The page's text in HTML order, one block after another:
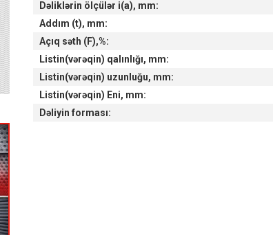
Dəliklərin ölçülər i(a), mm:
Addım (t), mm:
Açıq səth (F),%:
Listin(vərəqin) qalınlığı, mm:
Listin(vərəqin) uzunluğu, mm:
Listin(vərəqin) Eni, mm:
Dəliyin forması: